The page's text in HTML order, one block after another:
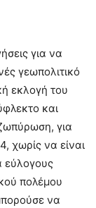
για να
γεωπολιτικό
εκλογή του
και
για
χωρίς να είναι
εύλογους
πολέμου
να